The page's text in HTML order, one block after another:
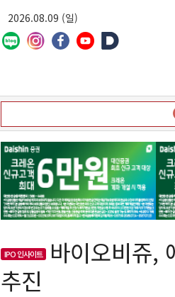
2026.08.09 (일)
IPO 인사이트
바이오비쥬,
추진